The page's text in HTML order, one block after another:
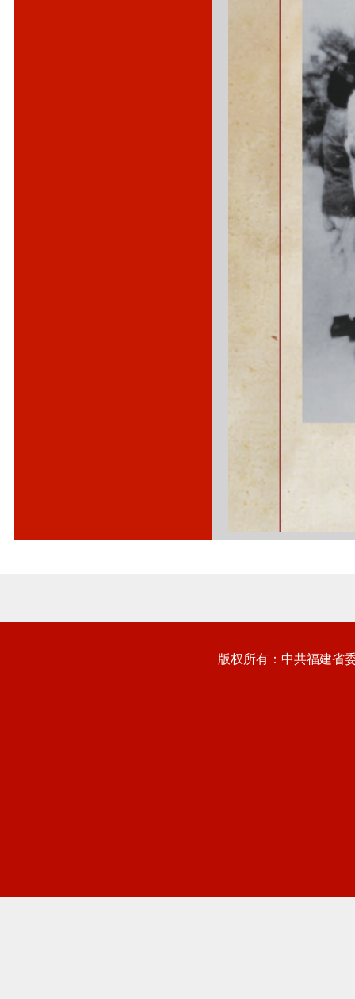
版权所有：中共福建省